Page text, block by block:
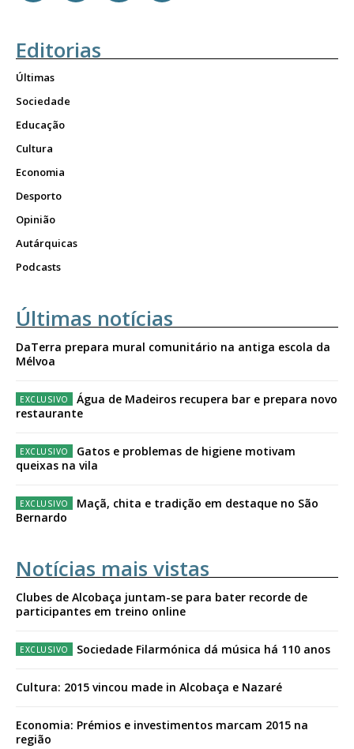
Editorias
Últimas
Sociedade
Educação
Cultura
Economia
Desporto
Opinião
Autárquicas
Podcasts
Últimas notícias
DaTerra prepara mural comunitário na antiga escola da
Mélvoa
Água de Madeiros recupera bar e prepara novo
restaurante
Gatos e problemas de higiene motivam
queixas na vila
Maçã, chita e tradição em destaque no São
Bernardo
Notícias mais vistas
Clubes de Alcobaça juntam-se para bater recorde de
participantes em treino online
Sociedade Filarmónica dá música há 110 anos
Cultura: 2015 vincou made in Alcobaça e Nazaré
Economia: Prémios e investimentos marcam 2015 na
região